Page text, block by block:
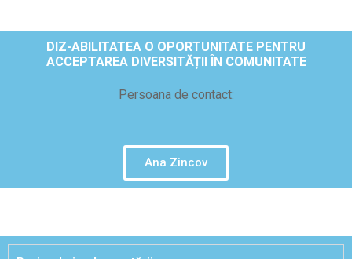
DIZ-ABILITATEA O OPORTUNITATE PENTRU
ACCEPTAREA DIVERSITĂȚII ÎN COMUNITATE
Persoana de contact:
Ana Zincov